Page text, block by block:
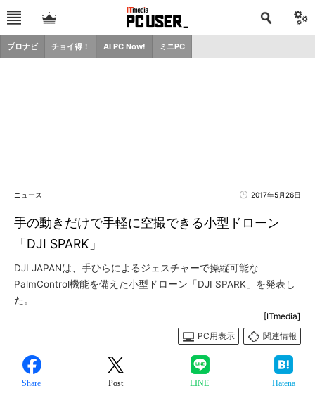
プロナビ チョイ得！ AI PC Now! ミニPC
ニュース 2017年5月26日
手の動きだけで手軽に空撮できる小型ドローン
「DJI SPARK」
DJI JAPANは、手ひらによるジェスチャーで操縦可能な
PalmControl機能を備えた小型ドローン「DJI SPARK」を発表し
た。
[ITmedia]
PC用表示
関連情報
Share Post LINE Hatena